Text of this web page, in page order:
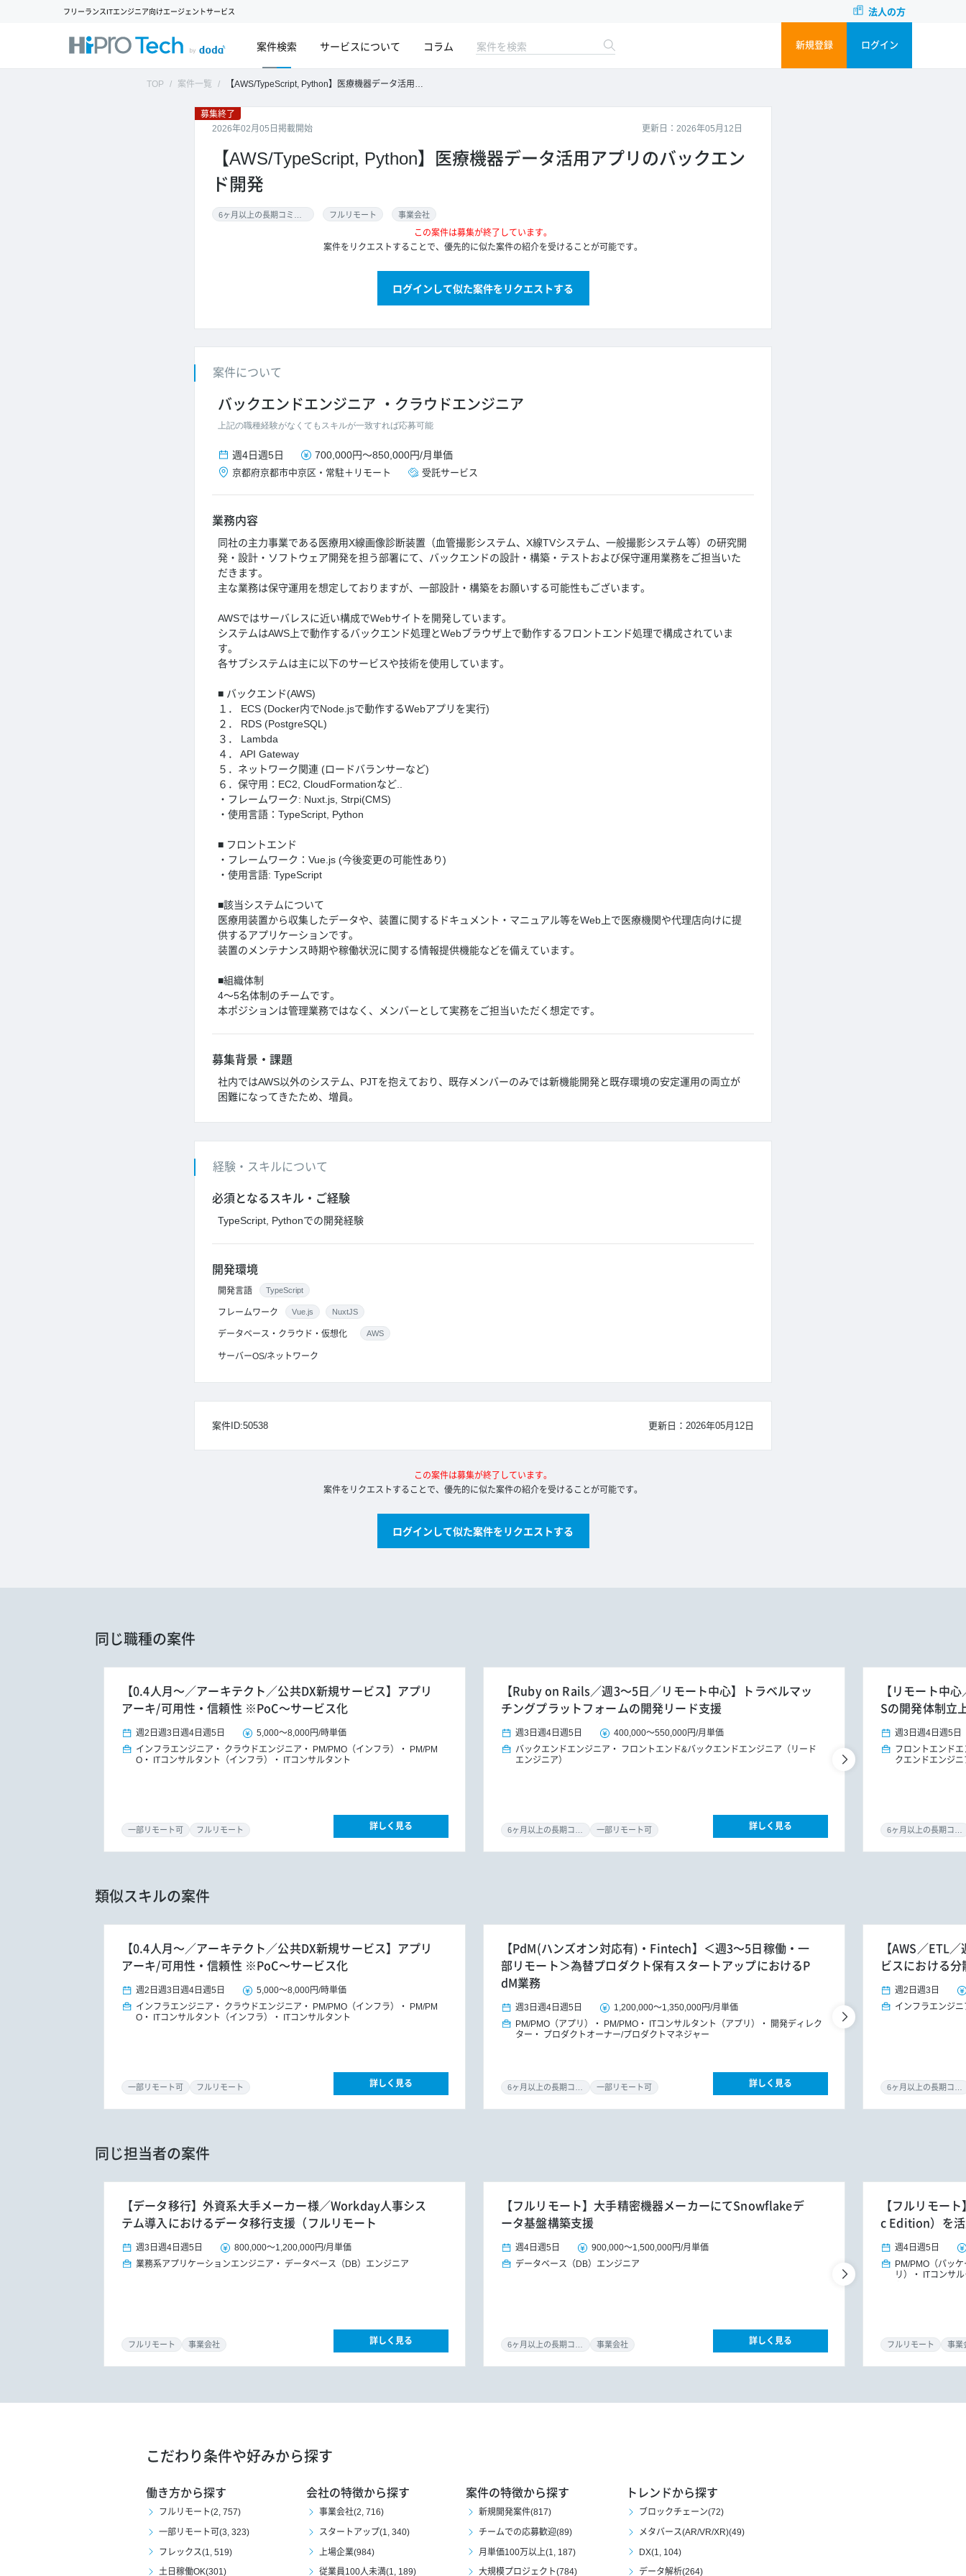
フリーランスITエンジニア向けエージェントサービス 法人の方
新規登録 ログイン
案件検索 サービスについて コラム
TOP 案件一覧 【AWS/TypeScript, Python】医療機器データ活用アプリのバックエンド開発
更新日：2026年05月12日
募集終了
2026年02月05日掲載開始
【AWS/TypeScript, Python】医療機器データ活用アプリのバックエン
ド開発
フルリモート 事業会社
この案件は募集が終了しています。
案件をリクエストすることで、優先的に似た案件の紹介を受けることが可能です。
ログインして似た案件をリクエストする
案件について
バックエンドエンジニア クラウドエンジニア
上記の職種経験がなくてもスキルが一致すれば応募可能
週4日週5日 700,000円～850,000円/月単価
京都府京都市中京区 ・ 常駐＋リモート 受託サービス
業務内容
同社の主力事業である医療用X線画像診断装置（血管撮影システム、X線TVシステム、一般撮影システム等）の研究開
発・設計・ソフトウェア開発を担う部署にて、バックエンドの設計・構築・テストおよび保守運用業務をご担当いた
だきます。
主な業務は保守運用を想定しておりますが、一部設計・構築をお願いする可能性もございます。
AWSではサーバレスに近い構成でWebサイトを開発しています。
システムはAWS上で動作するバックエンド処理とWebブラウザ上で動作するフロントエンド処理で構成されていま
す。
各サブシステムは主に以下のサービスや技術を使用しています。
■ バックエンド(AWS)
１． ECS (Docker内でNode.jsで動作するWebアプリを実行)
２． RDS (PostgreSQL)
３． Lambda
４． API Gateway
５．ネットワーク関連 (ロードバランサーなど)
６．保守用：EC2, CloudFormationなど..
・フレームワーク: Nuxt.js, Strpi(CMS)
・使用言語：TypeScript, Python
■ フロントエンド
・フレームワーク：Vue.js (今後変更の可能性あり)
・使用言語: TypeScript
■該当システムについて
医療用装置から収集したデータや、装置に関するドキュメント・マニュアル等をWeb上で医療機関や代理店向けに提
供するアプリケーションです。
装置のメンテナンス時期や稼働状況に関する情報提供機能などを備えています。
■組織体制
4～5名体制のチームです。
本ポジションは管理業務ではなく、メンバーとして実務をご担当いただく想定です。
募集背景・課題
社内ではAWS以外のシステム、PJTを抱えており、既存メンバーのみでは新機能開発と既存環境の安定運用の両立が
困難になってきたため、増員。
経験・スキルについて
必須となるスキル・ご経験
TypeScript, Pythonでの開発経験
開発環境
開発言語 TypeScript
フレームワーク Vue.js NuxtJS
データベース・クラウド・仮想化 AWS
サーバーOS/ネットワーク
更新日：2026年05月12日
案件ID:50538
この案件は募集が終了しています。
案件をリクエストすることで、優先的に似た案件の紹介を受けることが可能です。
ログインして似た案件をリクエストする
同じ職種の案件
【0.4人月～／アーキテクト／公共DX新規サービス】アプリ
アーキ/可用性・信頼性 ※PoC～サービス化
週2日 週3日 週4日 週5日 5,000～8,000円/時単価
インフラエンジニア
クラウドエンジニア PM/PMO（インフラ）
PM/PM
O
ITコンサルタント（インフラ） ITコンサルタント
一部リモート可 フルリモート 詳しく見る
【Ruby on Rails／週3～5日／リモート中心】トラベルマッ
チングプラットフォームの開発リード支援
週3日 週4日 週5日 400,000～550,000円/月単価
バックエンドエンジニア
フロントエンド&バックエンドエンジニア（リード
エンジニア）
一部リモート可 詳しく見る
【リモート中
Sの開発体制立
週3日 週4日 週5日
フロントエンド
クエンドエンジ
類似スキルの案件
【0.4人月～／アーキテクト／公共DX新規サービス】アプリ
アーキ/可用性・信頼性 ※PoC～サービス化
週2日 週3日 週4日 週5日 5,000～8,000円/時単価
インフラエンジニア
クラウドエンジニア PM/PMO（インフラ）
PM/PM
O
ITコンサルタント（インフラ） ITコンサルタント
一部リモート可 フルリモート 詳しく見る
【PdM(ハンズオン対応有)・Fintech】＜週3～5日稼働・一
部リモート＞為替プロダクト保有スタートアップにおけるP
dM業務
週3日 週4日 週5日 1,200,000～1,350,000円/月単価
PM/PMO（アプリ）
PM/PMO ITコンサルタント（アプリ）
開発ディレク
ター
プロダクトオーナー/プロダクトマネジャー
一部リモート可 詳しく見る
【AWS／ETL
ビスにおける
週2日 週3日
インフラエンジニ
同じ担当者の案件
【データ移行】外資系大手メーカー様／Workday人事シス
テム導入におけるデータ移行支援（フルリモート
週3日 週4日 週5日 800,000～1,200,000円/月単価
業務系アプリケーションエンジニア
データベース（DB）エンジニア
フルリモート 事業会社 詳しく見る
【フルリモート】大手精密機器メーカーにてSnowflakeデ
ータ基盤構築支援
週4日 週5日 900,000～1,500,000円/月単価
データベース（DB）エンジニア
事業会社 詳しく見る
【フルリモー
c Edition）を
週4日 週5日
PM/PMO（パッ
リ）
ITコンサ
フルリモート 事業
こだわり条件や好みから探す
働き方から探す
フルリモート(2, 757)
一部リモート可(3, 323)
フレックス(1, 519)
土日稼働OK(301)
会社の特徴から探す
事業会社(2, 716)
スタートアップ(1, 340)
上場企業(984)
従業員100人未満(1, 189)
案件の特徴から探す
新規開発案件(817)
チームでの応募歓迎(89)
月単価100万以上(1, 187)
大規模プロジェクト(784)
トレンドから探す
ブロックチェーン(72)
メタバース(AR/VR/XR)(49)
DX(1, 104)
データ解析(264)